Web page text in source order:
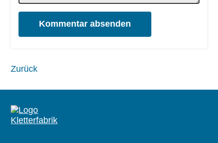
Kommentar absenden
Zurück